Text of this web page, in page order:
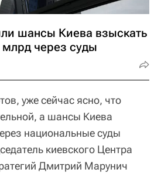
шансы Киева взыскать
через суды
уже сейчас ясно, что
а шансы Киева
национальные суды
киевского Центра
Дмитрий Марунич